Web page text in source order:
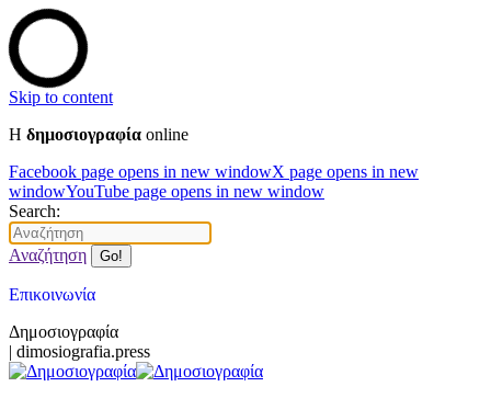
Skip to content
Η δημοσιογραφία online
Facebook page opens in new windowX page opens in new
windowYouTube page opens in new window
Search:
Αναζήτηση
Επικοινωνία
Δημοσιογραφία
| dimosiografia.press